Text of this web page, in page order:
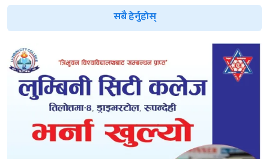
सबै हेर्नुहोस्